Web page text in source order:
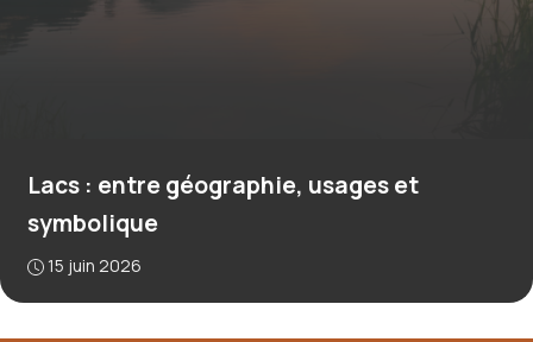
Lacs : entre géographie, usages et
symbolique
15 juin 2026